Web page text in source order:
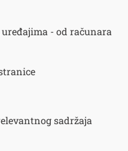
- od računara
sadržaja